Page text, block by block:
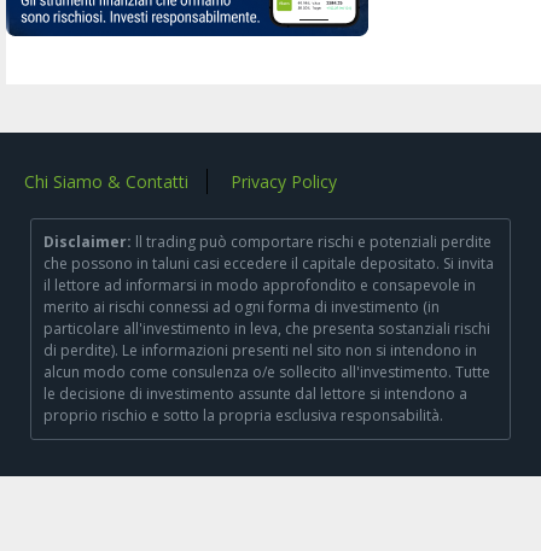
Chi Siamo & Contatti Privacy Policy
Disclaimer: ll trading può comportare rischi e potenziali perdite
che possono in taluni casi eccedere il capitale depositato. Si invita
il lettore ad informarsi in modo approfondito e consapevole in
merito ai rischi connessi ad ogni forma di investimento (in
particolare all'investimento in leva, che presenta sostanziali rischi
di perdite). Le informazioni presenti nel sito non si intendono in
alcun modo come consulenza o/e sollecito all'investimento. Tutte
le decisione di investimento assunte dal lettore si intendono a
proprio rischio e sotto la propria esclusiva responsabilità.